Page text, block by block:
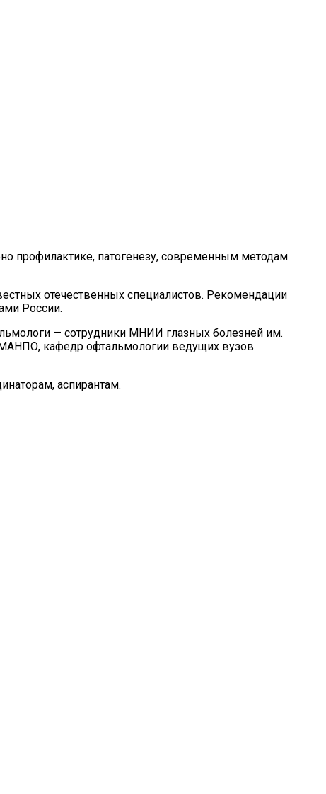
профилактике, патогенезу, современным методам
отечественных специалистов. Рекомендации
России.
— сотрудники МНИИ глазных болезней им.
кафедр офтальмологии ведущих вузов
аспирантам.